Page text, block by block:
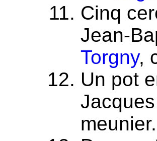
Cinq
Jean-
Torgny,
Un pot
meunier.